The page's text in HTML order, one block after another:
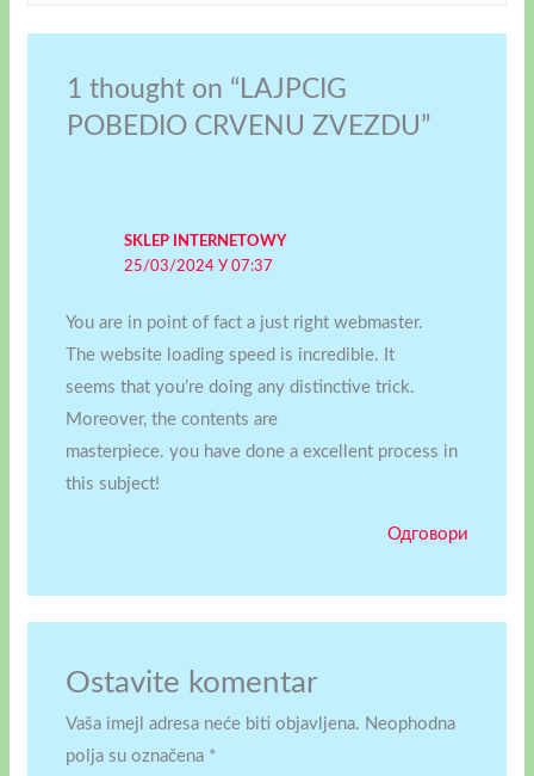
1 thought on “LAJPCIG
POBEDIO CRVENU ZVEZDU”
SKLEP INTERNETOWY
25/03/2024 У 07:37
You are in point of fact a just right webmaster.
The website loading speed is incredible. It
seems that you’re doing any distinctive trick.
Moreover, the contents are
masterpiece. you have done a excellent process in
this subject!
Одговори
Ostavite komentar
Vaša imejl adresa neće biti objavljena. Neophodna
polja su označena *